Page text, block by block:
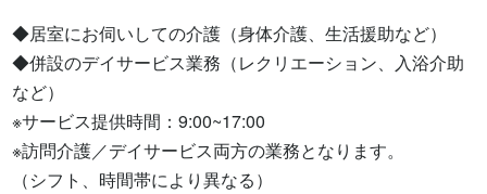
◆居室にお伺いしての介護（身体介護、生活援助など）
◆併設のデイサービス業務（レクリエーション、入浴介助
など）
※サービス提供時間：9:00~17:00
※訪問介護／デイサービス両方の業務となります。
（シフト、時間帯により異なる）